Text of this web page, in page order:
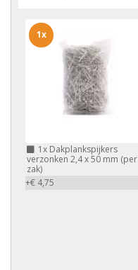
1x Dakplankspijkers
verzonken 2,4 x 50 mm (per
zak)
+€ 4,75
1x